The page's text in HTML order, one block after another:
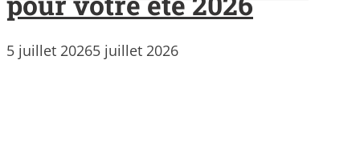
5 juillet 20265 juillet 2026